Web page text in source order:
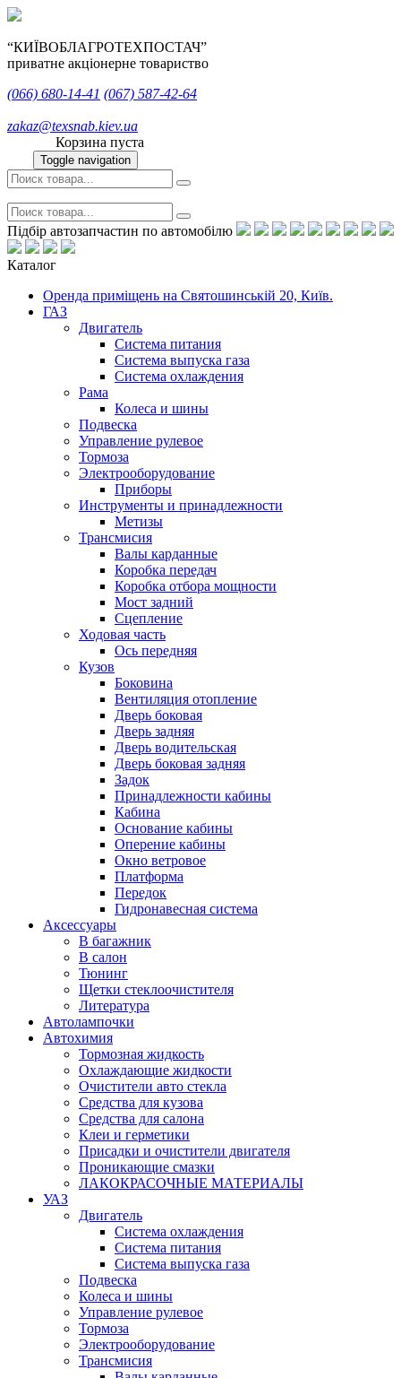
“КИЇВОБЛАГРОТЕХПОСТАЧ”
приватне акціонерне товариство
(066) 680-14-41 (067) 587-42-64
zakaz@texsnab.kiev.ua
Корзина пуста
Toggle navigation
Підбір автозапчастин по автомобілю
Каталог
Оренда приміщень на Святошинській 20, Київ.
ГАЗ
Двигатель
Система питания
Система выпуска газа
Система охлаждения
Рама
Колеса и шины
Подвеска
Управление рулевое
Тормоза
Электрооборудование
Приборы
Инструменты и принадлежности
Метизы
Трансмисия
Валы карданные
Коробка передач
Коробка отбора мощности
Мост задний
Сцепление
Ходовая часть
Ось передняя
Кузов
Боковина
Вентиляция отопление
Дверь боковая
Дверь задняя
Дверь водительская
Дверь боковая задняя
Задок
Принадлежности кабины
Кабина
Основание кабины
Оперение кабины
Окно ветровое
Платформа
Передок
Гидронавесная система
Аксессуары
В багажник
В салон
Тюнинг
Щетки стеклоочистителя
Литература
Автолампочки
Автохимия
Тормозная жидкость
Охлаждающие жидкости
Очистители авто стекла
Средства для кузова
Средства для салона
Клеи и герметики
Присадки и очистители двигателя
Проникающие смазки
ЛАКОКРАСОЧНЫЕ МАТЕРИАЛЫ
УАЗ
Двигатель
Система охлаждения
Система питания
Система выпуска газа
Подвеска
Колеса и шины
Управление рулевое
Тормоза
Электрооборудование
Трансмисия